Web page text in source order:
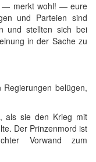
— merkt wohl! — eure
und Parteien sind
und stellten sich bei
in der Sache zu
belügen,
als sie den Krieg mit
Der Prinzenmord ist
Vorwand zum